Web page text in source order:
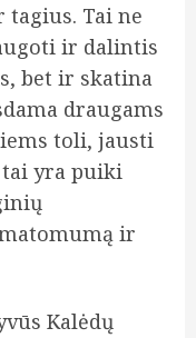
Tai ne
ir dalintis
bet ir skatina
draugams
toli, jausti
tai yra puiki
ir
Kalėdų